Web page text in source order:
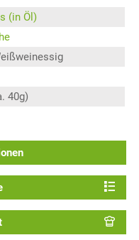
(in Öl)
40g)